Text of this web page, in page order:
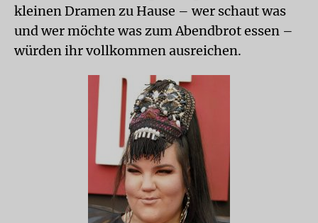
kleinen Dramen zu Hause – wer schaut was
und wer möchte was zum Abendbrot essen –
würden ihr vollkommen ausreichen.